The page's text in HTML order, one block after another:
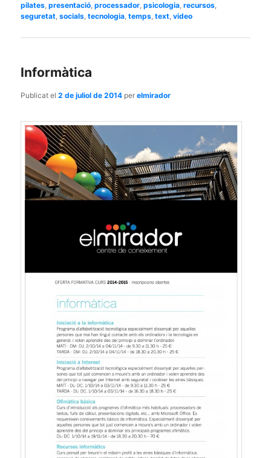
pilates,presentació,processador,psicologia,recursos,
seguretat,socials,tecnologia,temps,text,video
Informàtica
Publicat el2 de juliol de 2014 perelmirador